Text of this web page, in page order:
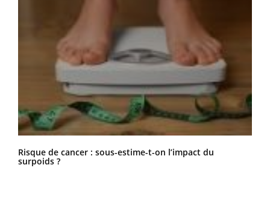
Risque de cancer : sous-estime-t-on l’impact du
surpoids ?